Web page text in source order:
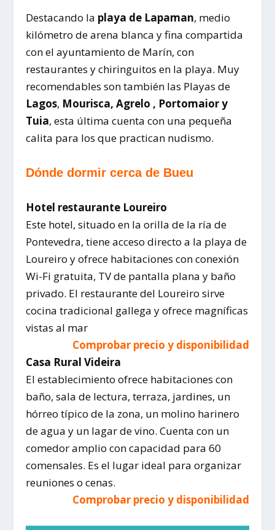
Destacando la playa de Lapaman, medio
kilómetro de arena blanca y fina compartida
con el ayuntamiento de Marín, con
restaurantes y chiringuitos en la playa. Muy
recomendables son también las Playas de
Lagos, Mourisca, Agrelo , Portomaior y
Tuia, esta última cuenta con una pequeña
calita para los que practican nudismo.
Dónde dormir cerca de Bueu
Hotel restaurante Loureiro
Este hotel, situado en la orilla de la ría de
Pontevedra, tiene acceso directo a la playa de
Loureiro y ofrece habitaciones con conexión
Wi-Fi gratuita, TV de pantalla plana y baño
privado. El restaurante del Loureiro sirve
cocina tradicional gallega y ofrece magníficas
vistas al mar
Comprobar precio y disponibilidad
Casa Rural Videira
El establecimiento ofrece habitaciones con
baño, sala de lectura, terraza, jardines, un
hórreo típico de la zona, un molino harinero
de agua y un lagar de vino. Cuenta con un
comedor amplio con capacidad para 60
comensales. Es el lugar ideal para organizar
reuniones o cenas.
Comprobar precio y disponibilidad